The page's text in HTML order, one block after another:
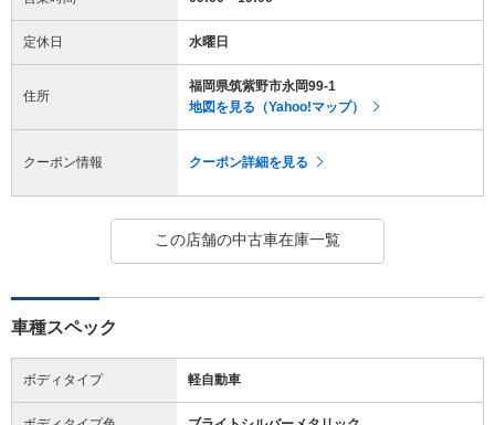
定休日 水曜日
住所
福岡県筑紫野市永岡99-1
地図を見る（Yahoo!マップ）
クーポン情報 クーポン詳細を見る
この店舗の中古車在庫一覧
車種スペック
ボディタイプ 軽自動車